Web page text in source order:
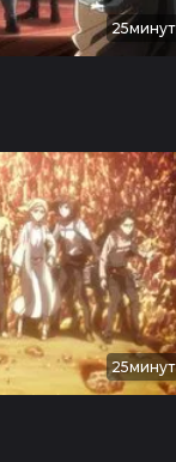
25минут
25минут